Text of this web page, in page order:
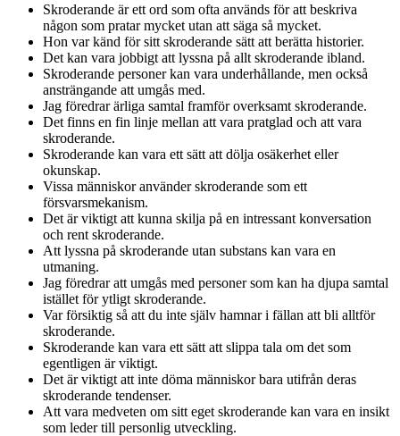
Skroderande är ett ord som ofta används för att beskriva
någon som pratar mycket utan att säga så mycket.
Hon var känd för sitt skroderande sätt att berätta historier.
Det kan vara jobbigt att lyssna på allt skroderande ibland.
Skroderande personer kan vara underhållande, men också
ansträngande att umgås med.
Jag föredrar ärliga samtal framför overksamt skroderande.
Det finns en fin linje mellan att vara pratglad och att vara
skroderande.
Skroderande kan vara ett sätt att dölja osäkerhet eller
okunskap.
Vissa människor använder skroderande som ett
försvarsmekanism.
Det är viktigt att kunna skilja på en intressant konversation
och rent skroderande.
Att lyssna på skroderande utan substans kan vara en
utmaning.
Jag föredrar att umgås med personer som kan ha djupa samtal
istället för ytligt skroderande.
Var försiktig så att du inte själv hamnar i fällan att bli alltför
skroderande.
Skroderande kan vara ett sätt att slippa tala om det som
egentligen är viktigt.
Det är viktigt att inte döma människor bara utifrån deras
skroderande tendenser.
Att vara medveten om sitt eget skroderande kan vara en insikt
som leder till personlig utveckling.